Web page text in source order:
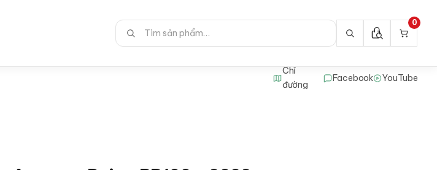
Chỉ
đường
Facebook YouTube
Tìm
kiếm:
0